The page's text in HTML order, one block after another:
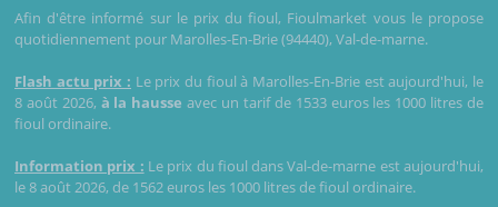
Afin d'être informé sur le prix du fioul, Fioulmarket vous le propose
quotidiennement pour Marolles-En-Brie (94440), Val-de-marne.
Flash actu prix : Le prix du fioul à Marolles-En-Brie est aujourd'hui, le
8 août 2026, à la hausse avec un tarif de 1533 euros les 1000 litres de
fioul ordinaire.
Information prix : Le prix du fioul dans Val-de-marne est aujourd'hui,
le 8 août 2026, de 1562 euros les 1000 litres de fioul ordinaire.